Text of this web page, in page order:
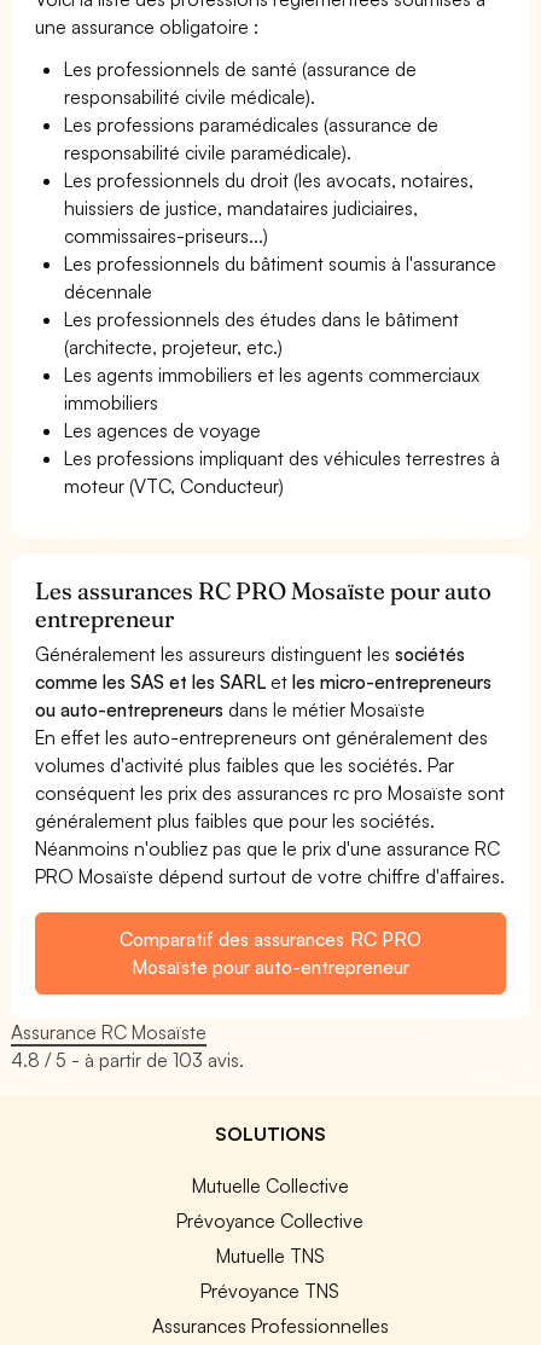
une assurance obligatoire :
Les professionnels de santé (assurance de
responsabilité civile médicale).
Les professions paramédicales (assurance de
responsabilité civile paramédicale).
Les professionnels du droit (les avocats, notaires,
huissiers de justice, mandataires judiciaires,
commissaires-priseurs...)
Les professionnels du bâtiment soumis à l'assurance
décennale
Les professionnels des études dans le bâtiment
(architecte, projeteur, etc.)
Les agents immobiliers et les agents commerciaux
immobiliers
Les agences de voyage
Les professions impliquant des véhicules terrestres à
moteur (VTC, Conducteur)
Les assurances RC PRO Mosaïste pour auto
entrepreneur
Généralement les assureurs distinguent lessociétés
comme les SAS et les SARL etles micro-entrepreneurs
ou auto-entrepreneurs dans le métier Mosaïste
En effet les auto-entrepreneurs ont généralement des
volumes d'activité plus faibles que les sociétés. Par
conséquent les prix des assurances rc pro Mosaïste sont
généralement plus faibles que pour les sociétés.
Néanmoins n'oubliez pas que le prix d'une assurance RC
PRO Mosaïste dépend surtout de votre chiffre d'affaires.
Comparatif des assurances RC PRO
Mosaïste pour auto-entrepreneur
Assurance RC Mosaïste
4.8 / 5 - à partir de103 avis.
SOLUTIONS
Mutuelle Collective
Prévoyance Collective
Mutuelle TNS
Prévoyance TNS
Assurances Professionnelles